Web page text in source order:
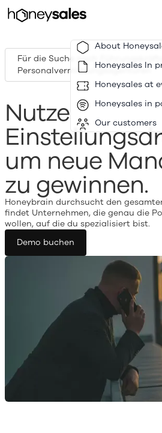
About
Honeysales In
Honeysales at
Honeysales in
Our customers
Für die Suche nach
Personalvermittlungsagenturen
Nutze
um neue
zu gewinnen.
Honeybrain durchsucht den
findet Unternehmen, die genau die
wollen, auf die du spezialisiert bist.
Demo buchen